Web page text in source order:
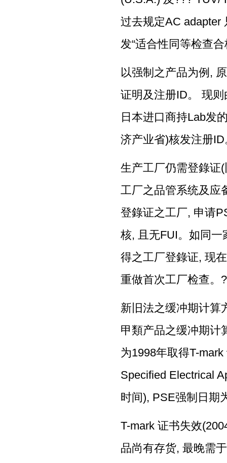
过去规定AC adapter
发“适合性同等检查
以强制之产品为例,
证明及注册ID。 现则
日本进口商持Lab发
济产业省)核发注册ID
生产工厂仍需登錄证
工厂之品管系统及应
登錄证之工厂, 申请
核, 且无FUI。如同
得之工厂登錄证, 现
重做首次工厂检查。?
新旧法之缓冲期计算
甲類产品之缓冲期计
为1998年取得T-
Specified Electrical
时间), PSE强制日期
T-mark 证书失效
品尚有存货, 最晚需